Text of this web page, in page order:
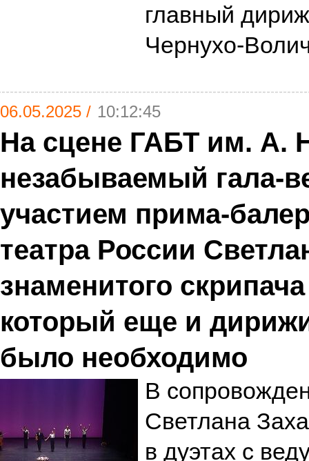
главный
Чернухо-
06.05.2025 / 10:12:45
На сцене ГАБТ им. А.
незабываемый гала-
участием прима-
театра России
знаменитого
который еще и
было необходимо
В
Светлана
в дуэтах с